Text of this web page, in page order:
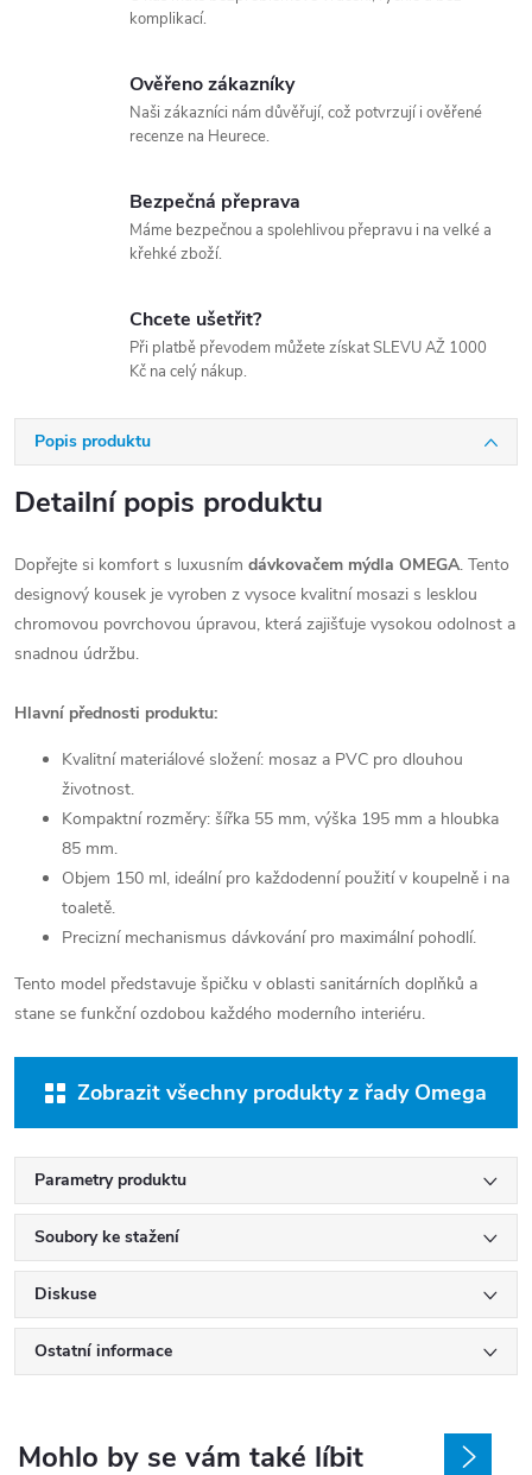
komplikací.
Ověřeno zákazníky
Naši zákazníci nám důvěřují, což potvrzují i ověřené
recenze na Heurece.
Bezpečná přeprava
Máme bezpečnou a spolehlivou přepravu i na velké a
křehké zboží.
Chcete ušetřit?
Při platbě převodem můžete získat SLEVU AŽ 1000
Kč na celý nákup.
Popis produktu
Detailní popis produktu
Dopřejte si komfort s luxusním dávkovačem mýdla OMEGA. Tento
designový kousek je vyroben z vysoce kvalitní mosazi s lesklou
chromovou povrchovou úpravou, která zajišťuje vysokou odolnost a
snadnou údržbu.
Hlavní přednosti produktu:
Kvalitní materiálové složení: mosaz a PVC pro dlouhou
životnost.
Kompaktní rozměry: šířka 55 mm, výška 195 mm a hloubka
85 mm.
Objem 150 ml, ideální pro každodenní použití v koupelně i na
toaletě.
Precizní mechanismus dávkování pro maximální pohodlí.
Tento model představuje špičku v oblasti sanitárních doplňků a
stane se funkční ozdobou každého moderního interiéru.
Zobrazit všechny produkty z řady Omega
Parametry produktu
Soubory ke stažení
Diskuse
Ostatní informace
Mohlo by se vám také líbit